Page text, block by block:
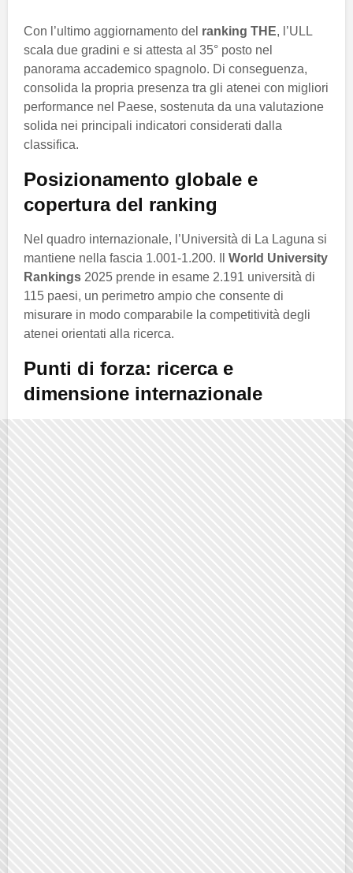
Con l’ultimo aggiornamento del ranking THE, l’ULL
scala due gradini e si attesta al 35° posto nel
panorama accademico spagnolo. Di conseguenza,
consolida la propria presenza tra gli atenei con migliori
performance nel Paese, sostenuta da una valutazione
solida nei principali indicatori considerati dalla
classifica.
Posizionamento globale e
copertura del ranking
Nel quadro internazionale, l’Università di La Laguna si
mantiene nella fascia 1.001-1.200. Il World University
Rankings 2025 prende in esame 2.191 università di
115 paesi, un perimetro ampio che consente di
misurare in modo comparabile la competitività degli
atenei orientati alla ricerca.
Punti di forza: ricerca e
dimensione internazionale